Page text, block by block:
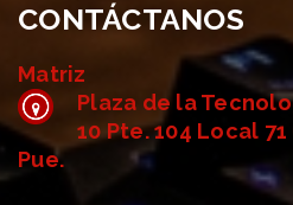
CONTÁCTANOS
Matriz
Plaza de la
10 Pte. 104 Local
Pue.